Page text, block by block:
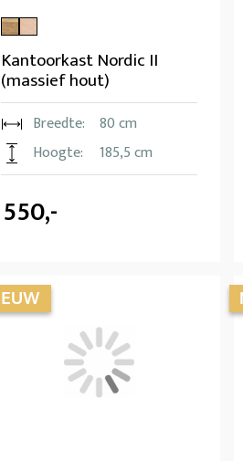
Kantoorkast Nordic II
(massief hout)
Breedte:
80 cm
Hoogte:
185,5 cm
550,-